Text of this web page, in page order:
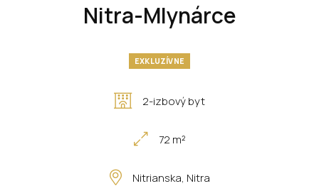
Nitra-Mlynárce
EXKLUZÍVNE
2-izbový byt
72 m²
Nitrianska, Nitra